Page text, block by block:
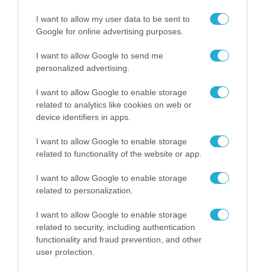
I want to allow my user data to be sent to
Google for online advertising purposes.
I want to allow Google to send me
personalized advertising.
I want to allow Google to enable storage
related to analytics like cookies on web or
device identifiers in apps.
I want to allow Google to enable storage
related to functionality of the website or app.
I want to allow Google to enable storage
related to personalization.
I want to allow Google to enable storage
related to security, including authentication
functionality and fraud prevention, and other
user protection.
με Χώρες Μ. Ανατολής, Β. Αφρικής, Κόλπου,
Ασίας, Ωκεανίας & Υποσαχάριας Αφρικής,
Υπουργείο Εξωτερικών) και ο κ.
Ahed Ali
Sweidat(Πρέσβης της Ιορδανίας στην
Ελλάδα). Συντονισμό της ημερίδας ανέλαβαν
Βίκυ Μακρυγιάννη, Senior Advisor
Σκούρας,Διευθυντής Διεθνών και Θεσμικών
ENTERPRISE GREECE